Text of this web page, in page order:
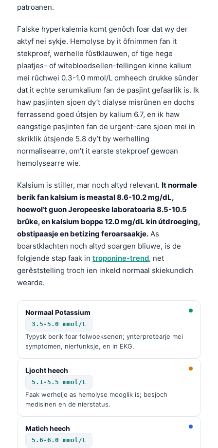
patroanen.
Falske hyperkalemia komt genôch foar dat wy der
aktyf nei sykje. Hemolyse by it ôfnimmen fan it
stekproef, werhelle fûstklauwen, of tige hege
plaatjes- of witebloedsellen-tellingen kinne kalium
mei rûchwei 0.3-1.0 mmol/L omheech drukke sûnder
dat it echte serumkalium fan de pasjint gefaarlik is. Ik
haw pasjinten sjoen dy’t dialyse misrûnen en dochs
ferrassend goed útsjen by kalium 6.7, en ik haw
eangstige pasjinten fan de urgent-care sjoen mei in
skriklik útsjende 5.8 dy’t by werhelling
normalisearre, om’t it earste stekproef gewoan
hemolysearre wie.
Kalsium is stiller, mar noch altyd relevant. It normale
berik fan kalsium is meastal 8.6-10.2 mg/dL,
hoewol’t guon Jeropeeske laboratoaria 8.5-10.5
brûke, en kalsium boppe 12.0 mg/dL kin útdroeging,
obstipaasje en betizing feroarsaakje. As
boarstklachten noch altyd soargen bliuwe, is de
folgjende stap faak in troponine-trend, net
gerêststelling troch ien inkeld normaal skiekundich
wearde.
Normaal Potassium
3.5-5.0 mmol/L
Typysk berik foar folwoeksenen; ynterpretearje mei
symptomen, nierfunksje, en in EKG.
Ljocht heech
5.1-5.5 mmol/L
Faak werhelje as hemolyse mooglik is; besjoch
medisinen en de nierstatus.
Matich heech
5.6-6.0 mmol/L